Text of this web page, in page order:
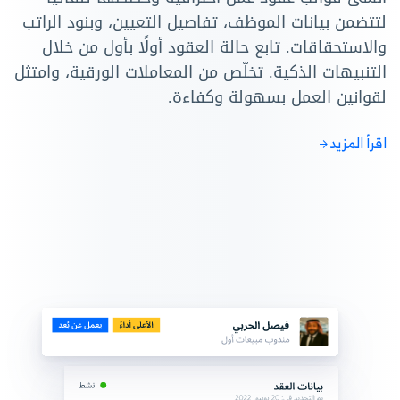
لتتضمن بيانات الموظف، تفاصيل التعيين، وبنود الراتب
والاستحقاقات. تابع حالة العقود أولًا بأول من خلال
التنبيهات الذكية. تخلّص من المعاملات الورقية، وامتثل
لقوانين العمل بسهولة وكفاءة.
اقرأ المزيد